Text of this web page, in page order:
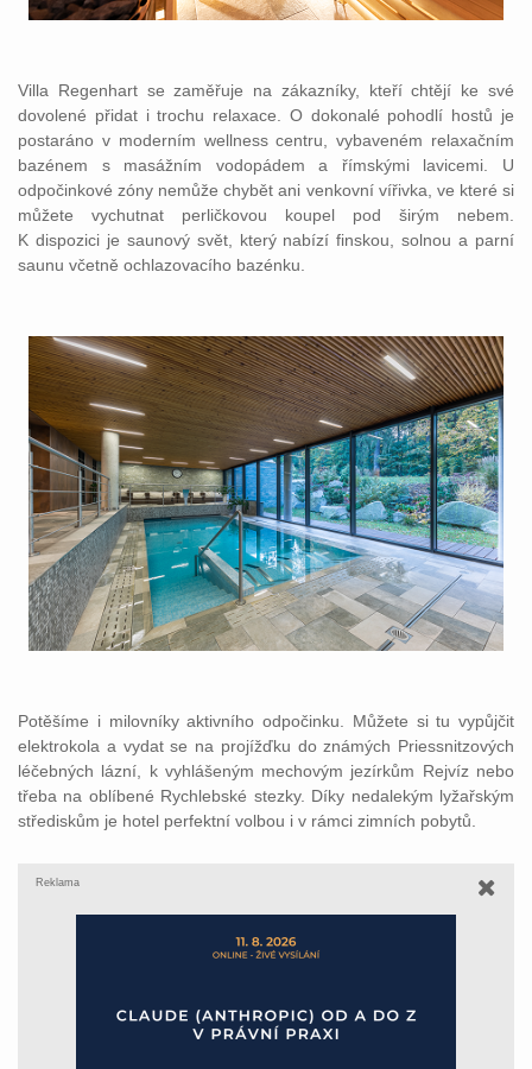
Villa Regenhart se zaměřuje na zákazníky, kteří chtějí ke své
dovolené přidat i trochu relaxace. O dokonalé pohodlí hostů je
postaráno v moderním wellness centru, vybaveném relaxačním
bazénem s masážním vodopádem a římskými lavicemi. U
odpočinkové zóny nemůže chybět ani venkovní vířivka, ve které si
můžete vychutnat perličkovou koupel pod širým nebem.
K dispozici je saunový svět, který nabízí finskou, solnou a parní
saunu včetně ochlazovacího bazénku.
Potěšíme i milovníky aktivního odpočinku. Můžete si tu vypůjčit
elektrokola a vydat se na projížďku do známých Priessnitzových
léčebných lázní, k vyhlášeným mechovým jezírkům Rejvíz nebo
třeba na oblíbené Rychlebské stezky. Díky nedalekým lyžařským
střediskům je hotel perfektní volbou i v rámci zimních pobytů.
Reklama